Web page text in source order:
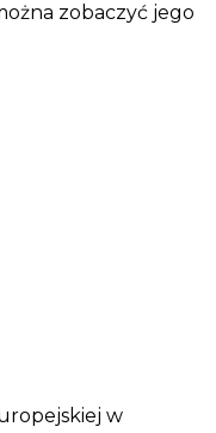
zobaczyć jego
w